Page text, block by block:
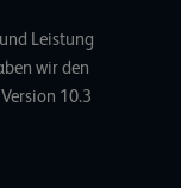
Leistung
wir den
10.3